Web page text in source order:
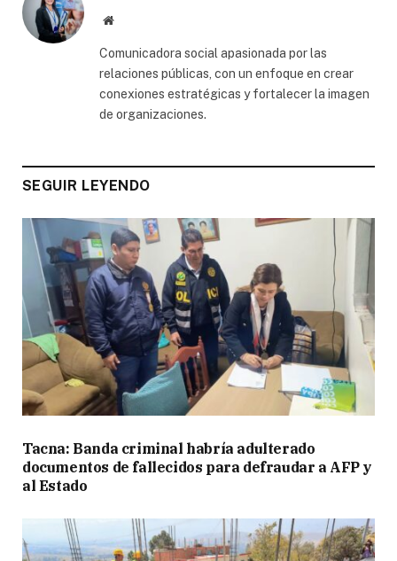
Website
Comunicadora social apasionada por las
relaciones públicas, con un enfoque en crear
conexiones estratégicas y fortalecer la imagen
de organizaciones.
SEGUIR LEYENDO
Tacna: Banda criminal habría adulterado
documentos de fallecidos para defraudar a AFP y
al Estado